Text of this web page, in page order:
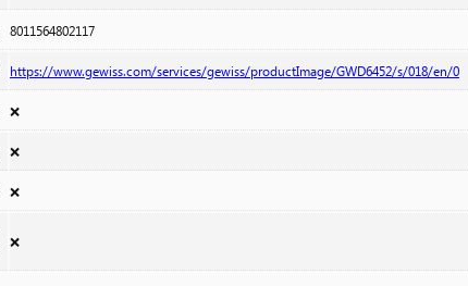
8011564802117
https://www.gewiss.com/services/gewiss/productImage/GWD6452/s/018/en/0
❌
❌
❌
❌